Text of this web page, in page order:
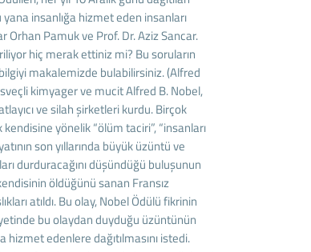
insanlığa hizmet eden insanları
Orhan Pamuk ve Prof. Dr. Aziz Sancar.
hiç merak ettiniz mi? Bu soruların
makalemizde bulabilirsiniz. (Alfred
kimyager ve mucit Alfred B. Nobel,
ve silah şirketleri kurdu. Birçok
yönelik “ölüm taciri”, “insanları
son yıllarında büyük üzüntü ve
durduracağını düşündüğü buluşunun
öldüğünü sanan Fransız
atıldı. Bu olay, Nobel Ödülü fikrinin
bu olaydan duyduğu üzüntünün
hizmet edenlere dağıtılmasını istedi.